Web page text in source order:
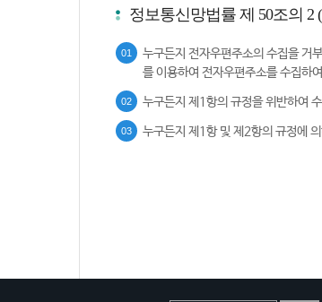
정보통신망법률 제 50조의
01
누구든지 전자우편주소의 수집을 거
를 이용하여 전자우편주소를 수집하
02 누구든지 제1항의 규정을 위반하여
03 누구든지 제1항 및 제2항의 규정에